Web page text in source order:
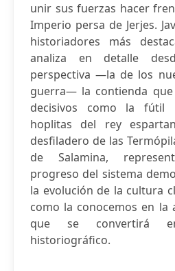
unir sus fuerzas hacer
Imperio persa de Jerjes.
historiadores más
analiza en detalle
perspectiva —la de los
guerra— la contienda
decisivos como la fútil
hoplitas del rey
desfiladero de las
de Salamina,
progreso del sistema
la evolución de la cultura
como la conocemos en la
que se convertirá
historiográfico.